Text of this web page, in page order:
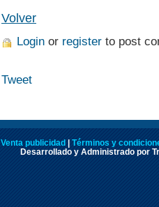
Volver
Login or register to post
Tweet
Venta publicidad
Términos y
Desarrollado y Administrado por